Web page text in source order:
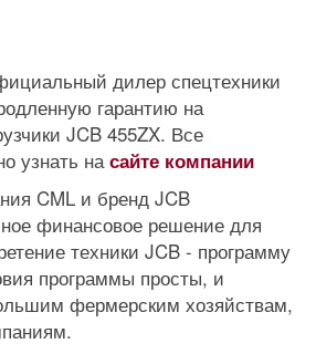
дилер спецтехники
гарантию на
JCB 455ZX. Все
узнать насайте компании
CML и бренд JCB
финансовое решение для
техники JCB - программу
программы просты, и
фермерским хозяйствам,